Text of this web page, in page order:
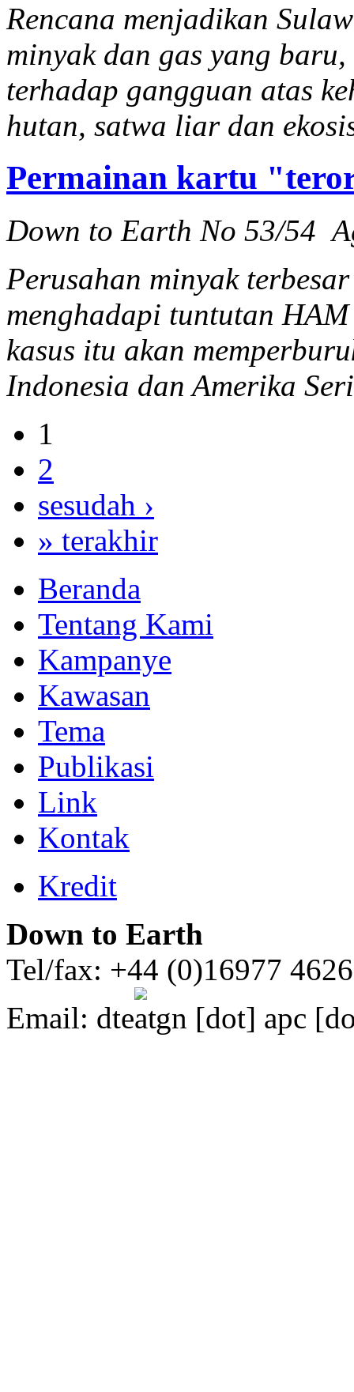
Rencana menjadikan
minyak dan gas yang
terhadap gangguan atas
hutan, satwa liar dan
Permainan kartu
Down to Earth No 53/54
Perusahan minyak
menghadapi tuntutan
kasus itu akan
Indonesia dan Amerika
1
2
sesudah ›
» terakhir
Beranda
Tentang Kami
Kampanye
Kawasan
Tema
Publikasi
Link
Kontak
Kredit
Down to Earth
Tel/fax: +44 (0)16977
Email: dte gn [dot] apc